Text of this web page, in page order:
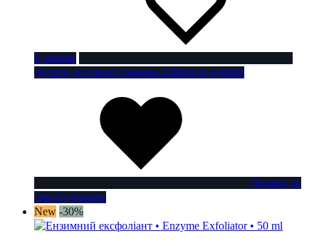
У кошик
Додати до списку бажань Adding to wishlist
Додано до
списку бажань
New -30%